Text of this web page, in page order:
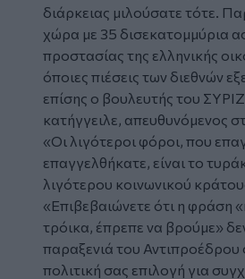
διάρκειας μιλούσατε τότε.
χώρα με 35 δισεκατομμύρια
προστασίας της ελληνικής
όποιες πιέσεις των διεθνών
επίσης ο βουλευτής του
κατήγγειλε, απευθυνόμενος
«Οι λιγότεροι φόροι, που
επαγγελθήκατε, είναι το
λιγότερου κοινωνικού
«Επιβεβαιώνετε ότι η φράση
τρόικα, έπρεπε να βρούμε» δεν
παραξενιά του Αντιπροέδρου
πολιτική σας επιλογή για